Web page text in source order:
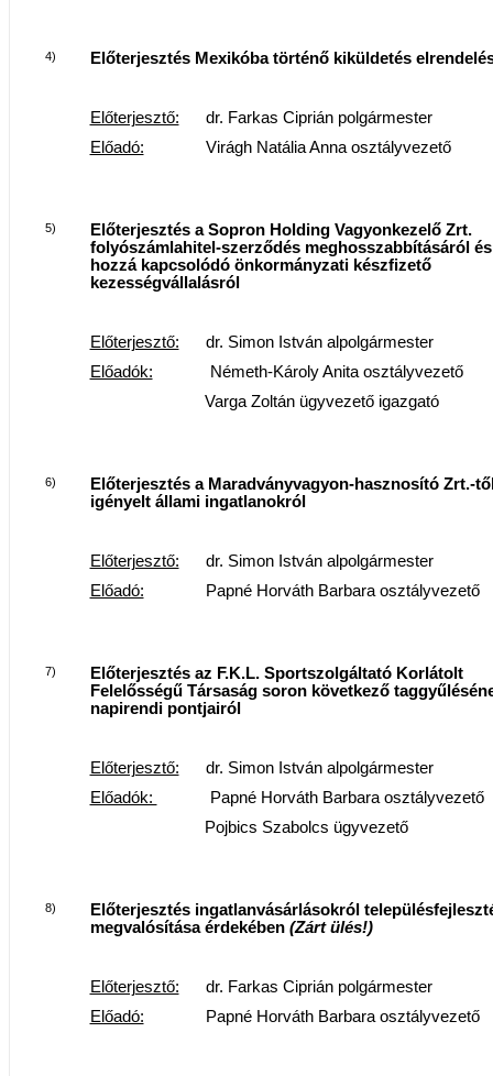
4) Előterjesztés Mexikóba történő kiküldetés
Előterjesztő: dr. Farkas Ciprián polgármester
Előadó: Virágh Natália Anna osztályvezető
5)
Előterjesztés a Sopron Holding Vagyonkezelő Zrt.
folyószámlahitel-szerződés meghosszabbításáról és
hozzá kapcsolódó önkormányzati készfizető
kezességvállalásról
Előterjesztő: dr. Simon István alpolgármester
Előadók: Németh-Károly Anita osztályvezető
Varga Zoltán ügyvezető igazgató
6)
Előterjesztés a Maradványvagyon-hasznosító Zrt.-
igényelt állami ingatlanokról
Előterjesztő: dr. Simon István alpolgármester
Előadó: Papné Horváth Barbara osztályvezető
7)
Előterjesztés az F.K.L. Sportszolgáltató Korlátolt
Felelősségű Társaság soron következő
napirendi pontjairól
Előterjesztő: dr. Simon István alpolgármester
Előadók:
Papné Horváth Barbara osztályvezető
Pojbics Szabolcs ügyvezető
8)
Előterjesztés ingatlanvásárlásokról
megvalósítása érdekében (Zárt ülés!)
Előterjesztő: dr. Farkas Ciprián polgármester
Előadó: Papné Horváth Barbara osztályvezető